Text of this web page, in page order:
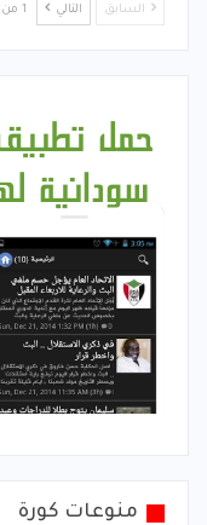
السابق التالي 1 من 377
منوعات كورة